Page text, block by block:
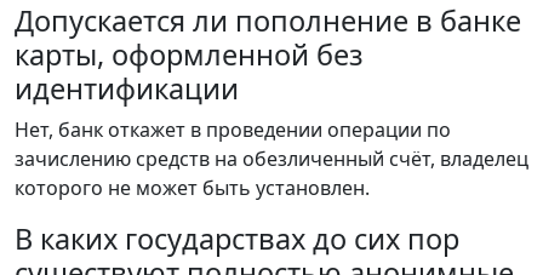
Допускается ли пополнение в банке
карты, оформленной без
идентификации
Нет, банк откажет в проведении операции по
зачислению средств на обезличенный счёт, владелец
которого не может быть установлен.
В каких государствах до сих пор